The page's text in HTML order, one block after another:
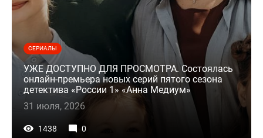
СЕРИАЛЫ
УЖЕ ДОСТУПНО ДЛЯ ПРОСМОТРА. Состоялась
онлайн-премьера новых серий пятого сезона
детектива «России 1» «Анна Медиум»
31 июля, 2026
1438 0